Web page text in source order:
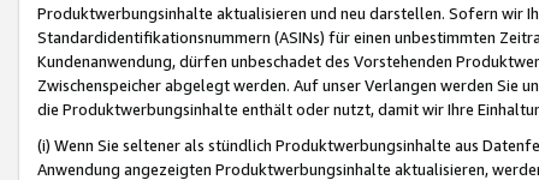
Produktwerbungsinhalte aktualisieren und neu darstellen. Sofern wir
Standardidentifikationsnummern (ASINs) für einen unbestimmten
Kundenanwendung, dürfen unbeschadet des Vorstehenden
Zwischenspeicher abgelegt werden. Auf unser Verlangen werden Sie
die Produktwerbungsinhalte enthält oder nutzt, damit wir Ihre
(i) Wenn Sie seltener als stündlich Produktwerbungsinhalte aus
Anwendung angezeigten Produktwerbungsinhalte aktualisieren,